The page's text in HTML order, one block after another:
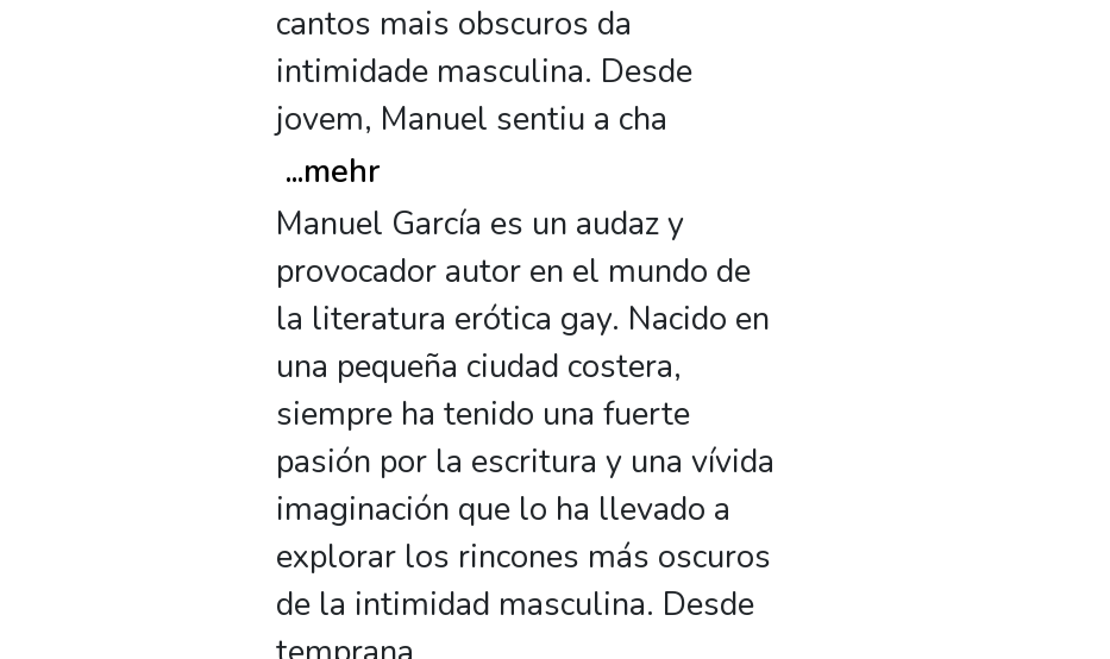
cantos mais obscuros da
intimidade masculina. Desde
jovem, Manuel sentiu a cha
...mehr
Manuel García es un audaz y
provocador autor en el mundo de
la literatura erótica gay. Nacido en
una pequeña ciudad costera,
siempre ha tenido una fuerte
pasión por la escritura y una vívida
imaginación que lo ha llevado a
explorar los rincones más oscuros
de la intimidad masculina. Desde